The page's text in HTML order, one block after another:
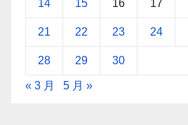
14 15 16 17
21 22 23 24
28 29 30
« 3 月 5 月 »